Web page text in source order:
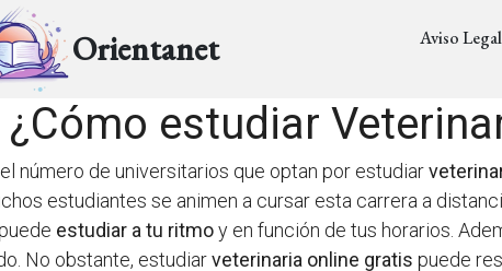
Orientanet Aviso Legal
¿Cómo estudiar
número de universitarios que optan por estudiar
estudiantes se animen a cursar esta carrera a
estudiar a tu ritmoy en función de tus horarios.
No obstante, estudiarveterinaria online gratis puede